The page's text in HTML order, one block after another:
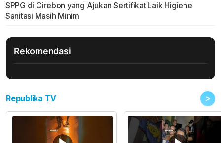
SPPG di Cirebon yang Ajukan Sertifikat Laik Higiene
Sanitasi Masih Minim
Rekomendasi
Republika TV >